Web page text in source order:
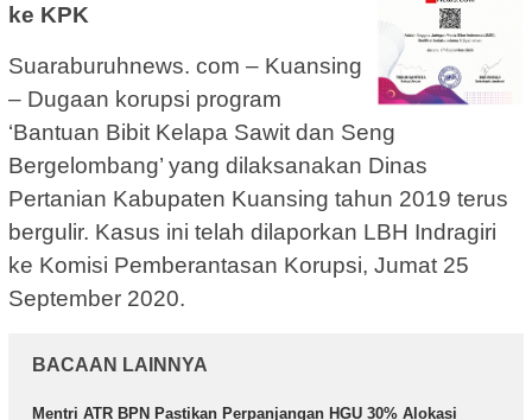
ke KPK
Suaraburuhnews. com – Kuansing
– Dugaan korupsi program
‘Bantuan Bibit Kelapa Sawit dan Seng
Bergelombang’ yang dilaksanakan Dinas
Pertanian Kabupaten Kuansing tahun 2019 terus
bergulir. Kasus ini telah dilaporkan LBH Indragiri
ke Komisi Pemberantasan Korupsi, Jumat 25
September 2020.
BACAAN LAINNYA
Mentri ATR BPN Pastikan Perpanjangan HGU 30% Alokasi